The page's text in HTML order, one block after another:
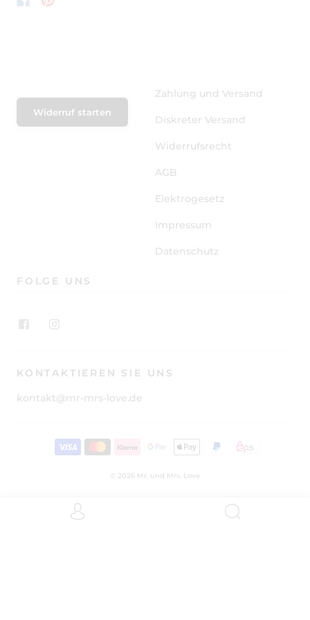
Zahlung und Versand
Diskreter Versand
Widerrufsrecht
AGB
Elektrogesetz
Impressum
Datenschutz
Widerruf starten
FOLGE UNS
KONTAKTIEREN SIE UNS
kontakt@mr-mrs-love.de
© 2026 Mr. und Mrs. Love